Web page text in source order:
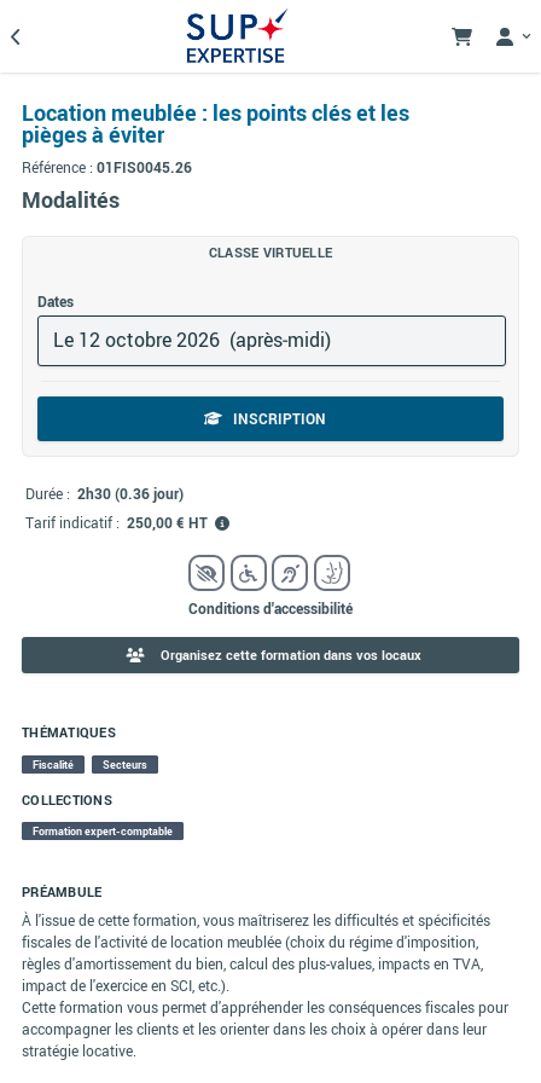
THÉMATIQUES
Fiscalité Secteurs
COLLECTIONS
Formation expert-comptable
PRÉAMBULE
À l'issue de cette formation, vous maîtriserez les difficultés et spécificités
fiscales de l'activité de location meublée (choix du régime d'imposition,
règles d'amortissement du bien, calcul des plus-values, impacts en TVA,
impact de l'exercice en SCI, etc.).
Cette formation vous permet d'appréhender les conséquences fiscales pour
accompagner les clients et les orienter dans les choix à opérer dans leur
stratégie locative.
Location meublée : les points clés et les
pièges à éviter
Référence : 01FIS0045.26
Modalités
CLASSE VIRTUELLE
Dates
Le 12 octobre 2026 (après‑midi)
INSCRIPTION
Durée : 2h30 (0.36 jour)
Tarif indicatif : 250,00 € HT
Conditions d'accessibilité
Organisez cette formation dans vos locaux